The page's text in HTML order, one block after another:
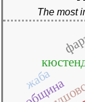
The most
община
жаба